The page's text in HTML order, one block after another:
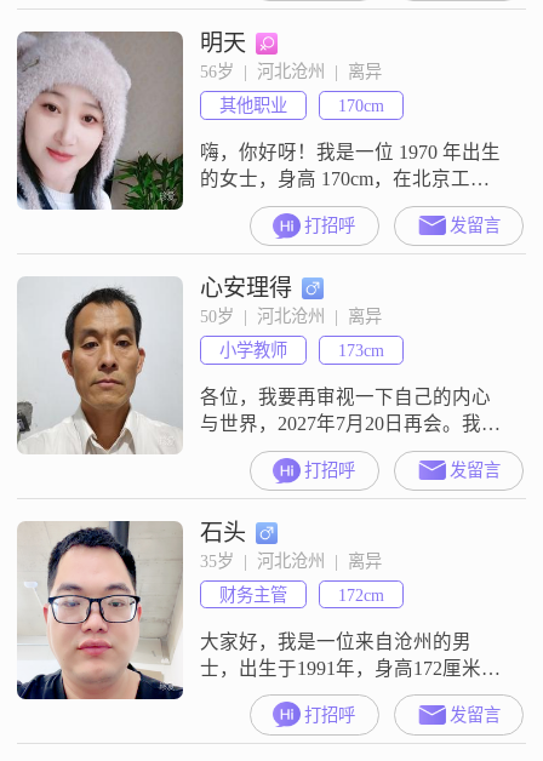
重，性格外向健谈，和大家相处起
来很自在。为人真诚可靠，做事稳
重，责任感强，答应别人的事就会
放在心上。平时生活里我比较勤俭
节约，觉得日子要踏踏实实过。在
感情里，我觉得家庭为重，希望能
遇到
明天
56岁  |  河北沧州  |  离异
其他职业
170cm
嗨，你好呀！我是一位 1970 年出生
的女士，身高 170cm，在北京工
作。我的学历是中专。我在工作中
一直保持着认真负责的态度，目前
月收入在 3001 - 5000 元。我特别注
重健康管理，每天都会合理安排自
己的饮食和运动，希望能有一个健
康的身体去享受生活。我觉得自己
是个善解人意的人，能理解和体谅
他人的想法和感受。在生
打招呼 发留言
心安理得
50岁  |  河北沧州  |  离异
小学教师
173cm
各位，我要再审视一下自己的内心
与世界，2027年7月20日再会。我在
沧州献县工作，找一个善良，干
净，明理，体制内工作的人为伴。
虽然生活有诸多坎坷，但这个世界
却仍然值得去爱。我希望的生活
是：简单的生活，丰盈的内心，四
目相对，皆是爱意。你懂我不易，
我知你的辛苦。相互理解，共渡余
生！离异有一儿子，介意勿扰。我
现在不是会员，看
打招呼 发留言
石头
35岁  |  河北沧州  |  离异
财务主管
172cm
大家好，我是一位来自沧州的男
士，出生于1991年，身高172厘米。
我在一家不错的公司工作，每个月
的收入大概在8001到12000元之间。
我拥有大学本科学历，自认为是一
打招呼 发留言